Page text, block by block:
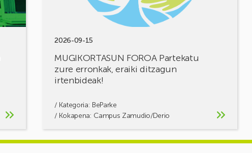
2026-09-15
MUGIKORTASUN FOROA Partekatu
zure erronkak, eraiki ditzagun
irtenbideak!
/ Kategoria: BeParke
/ Kokapena: Campus Zamudio/Derio